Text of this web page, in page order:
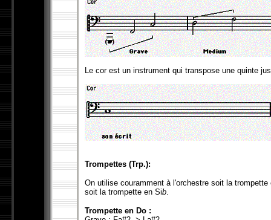
Le cor est un instrument qui transpose une quinte
Trompettes (Trp.):
On utilise couramment à l'orchestre soit la trompette
soit la trompette en Sib.
Trompette en Do :